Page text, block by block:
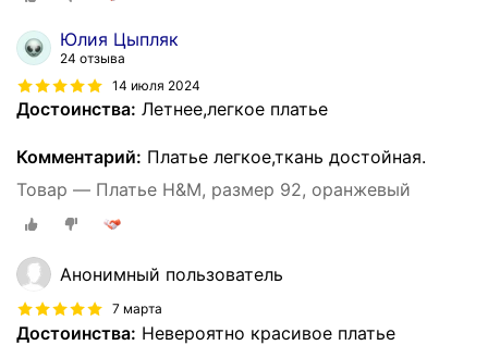
Юлия Цыпляк
24 отзыва
14 июля 2024
Достоинства: Летнее,легкое платье
Комментарий: Платье легкое,ткань достойная.
Товар — Платье H&M, размер 92, оранжевый
Анонимный пользователь
7 марта
Достоинства: Невероятно красивое платье